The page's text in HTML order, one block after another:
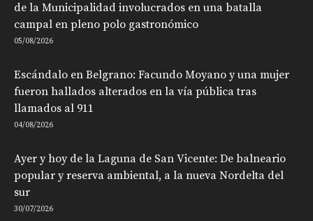
de la Municipalidad involucrados en una batalla
campal en pleno polo gastronómico
05/08/2026
Escándalo en Belgrano: Facundo Moyano y una mujer
fueron hallados alterados en la vía pública tras
llamados al 911
04/08/2026
Ayer y hoy de la Laguna de San Vicente: De balneario
popular y reserva ambiental, a la nueva Nordelta del
sur
30/07/2026